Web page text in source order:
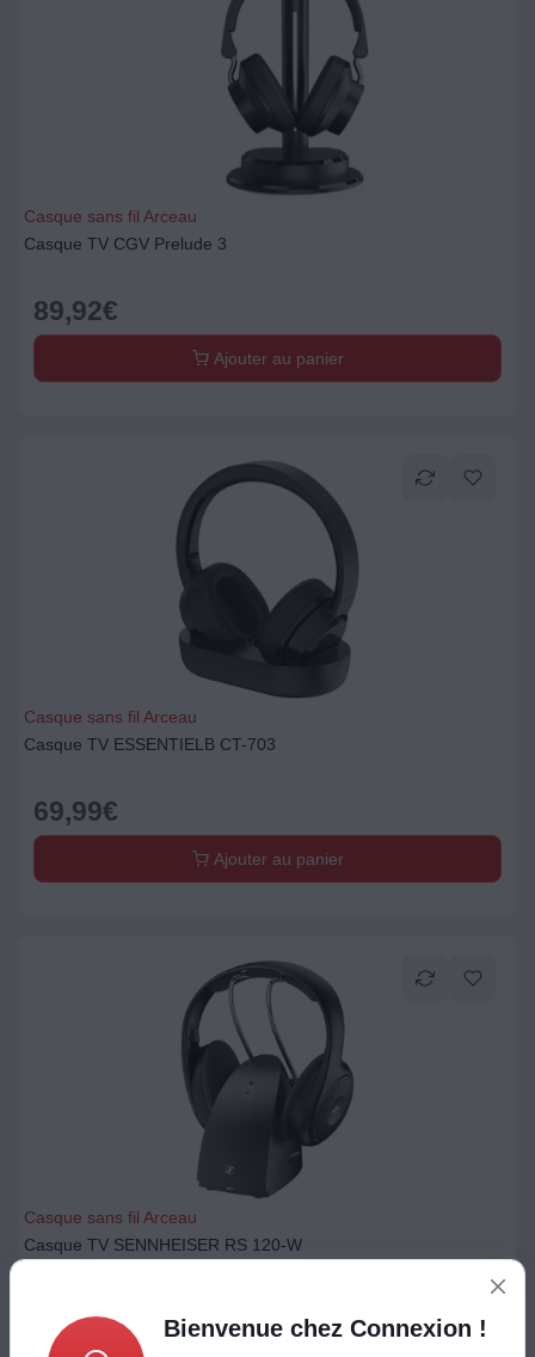
Casque sans fil Arceau
Casque TV CGV Prelude 3
89,92€
Ajouter au panier
Casque sans fil Arceau
Casque TV ESSENTIELB CT-703
69,99€
Ajouter au panier
Casque sans fil Arceau
Casque TV SENNHEISER RS 120-W
€
Bienvenue chez Connexion !